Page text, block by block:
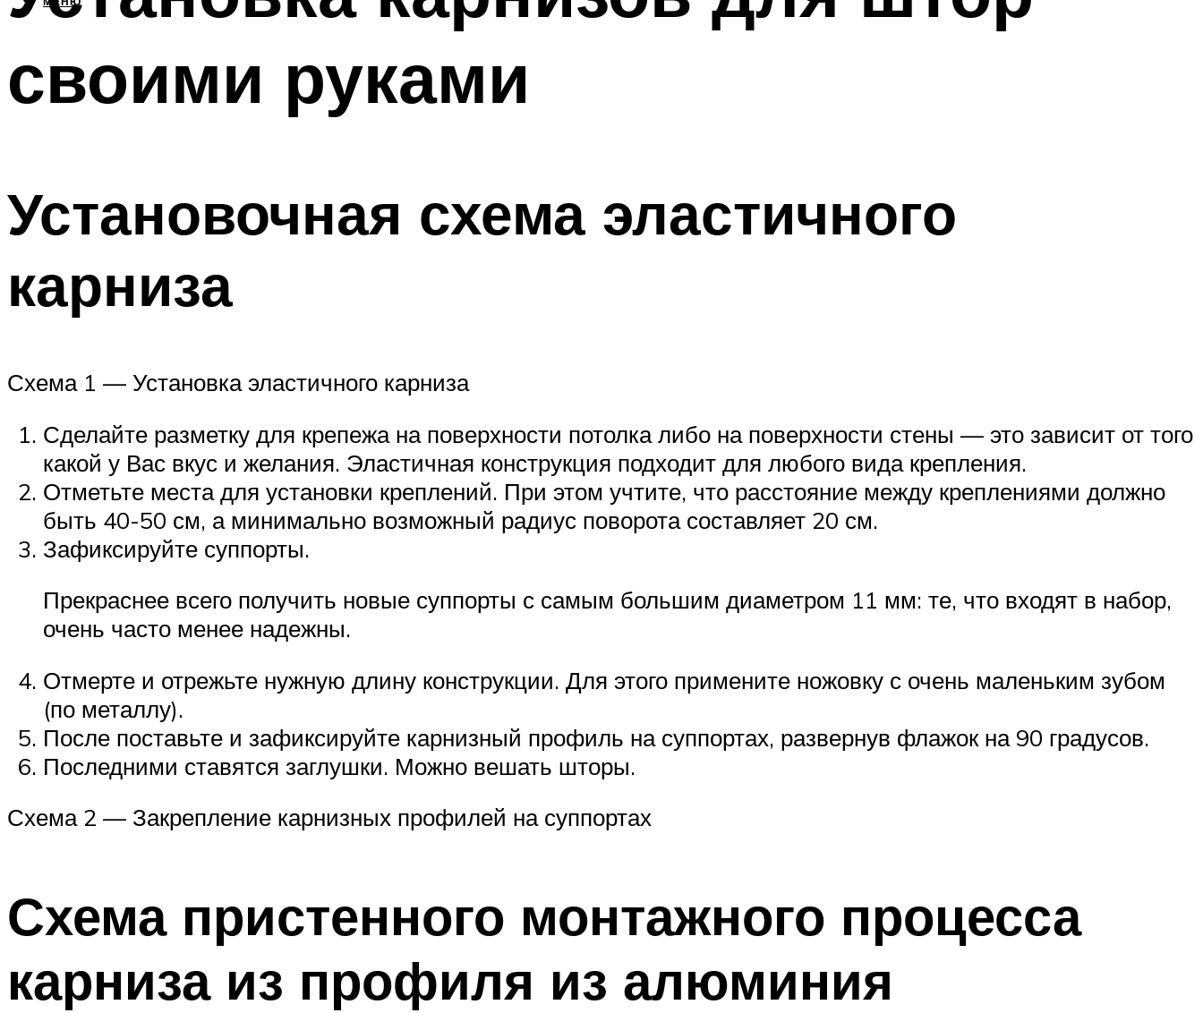
своими руками
Установочная схема эластичного
карниза
Схема 1 — Установка эластичного карниза
Сделайте разметку для крепежа на поверхности потолка либо на поверхности стены — это зависит от того
какой у Вас вкус и желания. Эластичная конструкция подходит для любого вида крепления.
Отметьте места для установки креплений. При этом учтите, что расстояние между креплениями должно
быть 40-50 см, а минимально возможный радиус поворота составляет 20 см.
Зафиксируйте суппорты.
Прекраснее всего получить новые суппорты с самым большим диаметром 11 мм: те, что входят в набор,
очень часто менее надежны.
Отмерте и отрежьте нужную длину конструкции. Для этого примените ножовку с очень маленьким зубом
(по металлу).
После поставьте и зафиксируйте карнизный профиль на суппортах, развернув флажок на 90 градусов.
Последними ставятся заглушки. Можно вешать шторы.
Схема 2 — Закрепление карнизных профилей на суппортах
Схема пристенного монтажного процесса
карниза из профиля из алюминия